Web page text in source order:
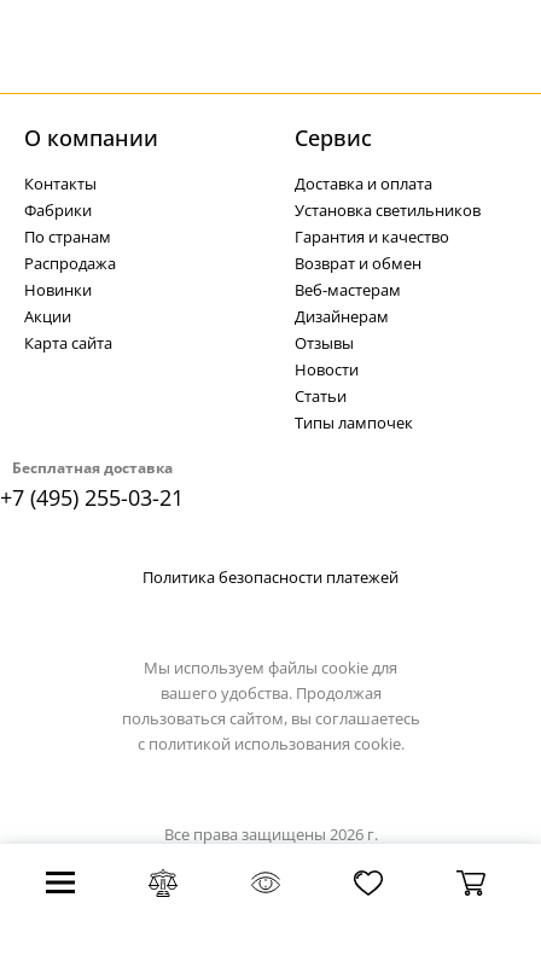
Бесплатная доставка
+7 (495) 255-03-21
О компании
Контакты
Фабрики
По странам
Распродажа
Новинки
Акции
Карта сайта
Cервис
Доставка и оплата
Установка светильников
Гарантия и качество
Возврат и обмен
Веб-мастерам
Дизайнерам
Отзывы
Новости
Статьи
Типы лампочек
Политика безопасности платежей
Мы используем файлы cookie для
вашего удобства. Продолжая
пользоваться сайтом, вы соглашаетесь
с политикой использования cookie.
Все права защищены 2026 г.